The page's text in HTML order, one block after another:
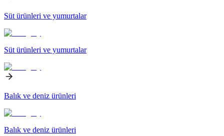
Süt ürünleri ve yumurtalar
Süt ürünleri ve yumurtalar
Balık ve deniz ürünleri
Balık ve deniz ürünleri